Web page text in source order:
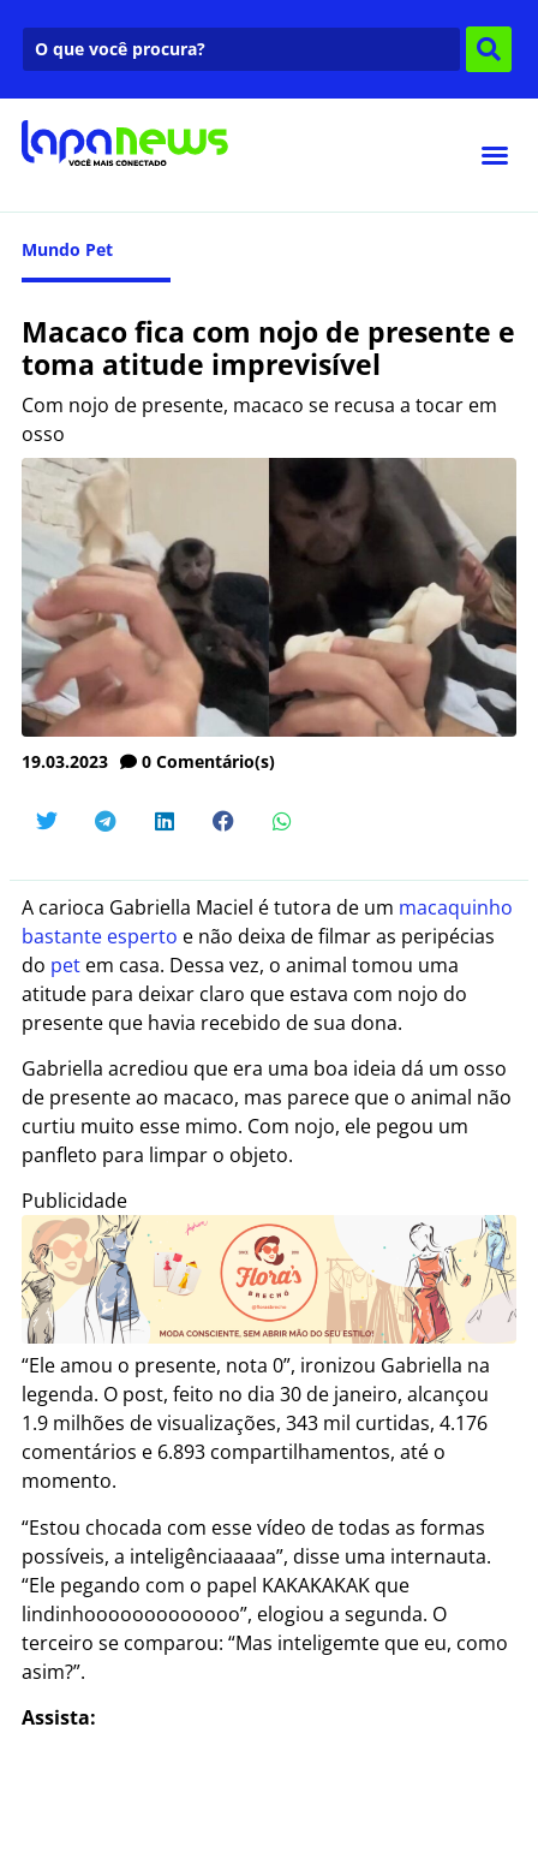
Mundo Pet
Macaco fica com nojo de presente e
toma atitude imprevisível
Com nojo de presente, macaco se recusa a tocar em
osso
19.03.2023 0 Comentário(s)
A carioca Gabriella Maciel é tutora de um macaquinho
bastante esperto e não deixa de filmar as peripécias
do pet em casa. Dessa vez, o animal tomou uma
atitude para deixar claro que estava com nojo do
presente que havia recebido de sua dona.
Gabriella acrediou que era uma boa ideia dá um osso
de presente ao macaco, mas parece que o animal não
curtiu muito esse mimo. Com nojo, ele pegou um
panfleto para limpar o objeto.
Publicidade
“Ele amou o presente, nota 0”, ironizou Gabriella na
legenda. O post, feito no dia 30 de janeiro, alcançou
1.9 milhões de visualizações, 343 mil curtidas, 4.176
comentários e 6.893 compartilhamentos, até o
momento.
“Estou chocada com esse vídeo de todas as formas
possíveis, a inteligênciaaaaa”, disse uma internauta.
“Ele pegando com o papel KAKAKAKAK que
lindinhooooooooooooo”, elogiou a segunda. O
terceiro se comparou: “Mas inteligemte que eu, como
asim?”.
Assista: